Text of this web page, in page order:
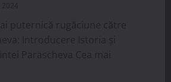
puternică rugăciune către
Introducere Istoria și
Parascheva Cea mai